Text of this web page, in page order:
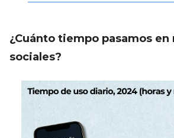
¿Cuánto tiempo pasamos en
sociales?